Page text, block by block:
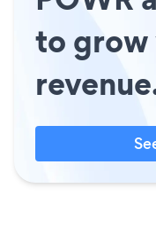
to grow